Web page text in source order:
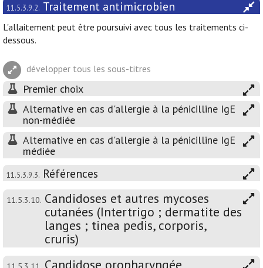
11.5.3.9.2. Traitement antimicrobien
L'allaitement peut être poursuivi avec tous les traitements ci-
dessous.
développer tous les sous-titres
Premier choix
Alternative en cas d'allergie à la pénicilline IgE
non-médiée
Alternative en cas d'allergie à la pénicilline IgE
médiée
11.5.3.9.3. Références
11.5.3.10. Candidoses et autres mycoses
cutanées (Intertrigo ; dermatite des
langes ; tinea pedis, corporis,
cruris)
Candidose oropharyngée